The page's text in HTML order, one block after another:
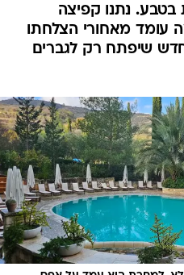
בטבע. נתנו קפיצה
עומד מאחורי הצלחתו
שיפתח רק לגברים